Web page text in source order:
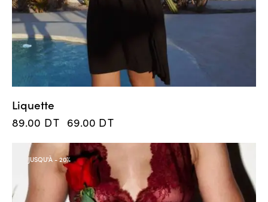
Liquette
89.00 DT 69.00 DT
JUSQU'À- 20%